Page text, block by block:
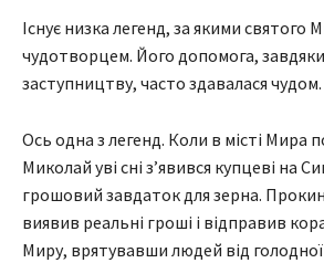
Існує низка легенд, за якими святого
чудотворцем. Його допомога,
заступництву, часто здавалася чудом.
Ось одна з легенд. Коли в місті Мира
Миколай уві сні з’явився купцеві на
грошовий завдаток для зерна.
виявив реальні гроші і відправив
Миру, врятувавши людей від голодної